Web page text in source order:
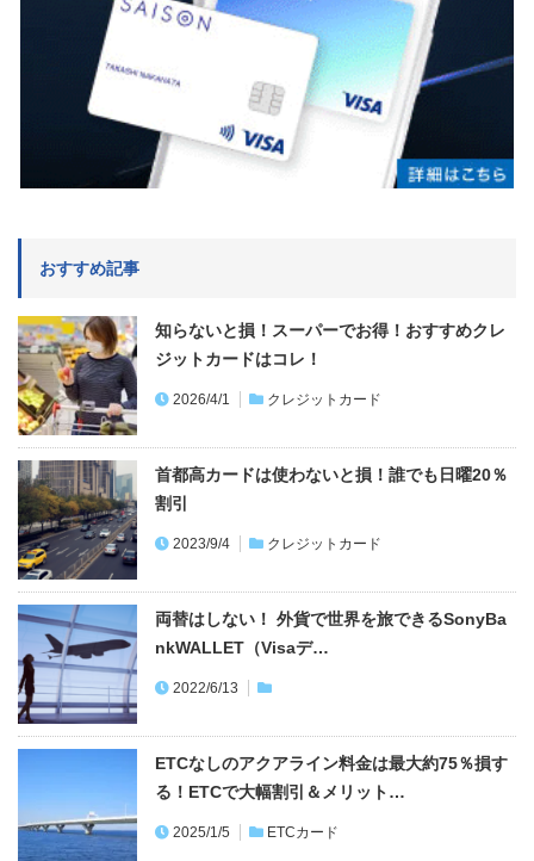
おすすめ記事
知らないと損！スーパーでお得！おすすめクレ
ジットカードはコレ！
2026/4/1 クレジットカード
首都高カードは使わないと損！誰でも日曜20％
割引
2023/9/4 クレジットカード
両替はしない！ 外貨で世界を旅できるSonyBa
nkWALLET（Visaデ…
2022/6/13
ETCなしのアクアライン料金は最大約75％損す
る！ETCで大幅割引＆メリット…
2025/1/5 ETCカード